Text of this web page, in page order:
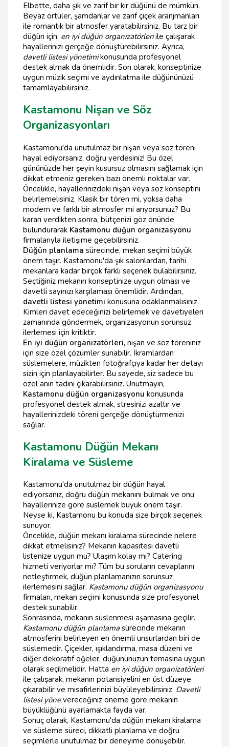
Elbette, daha şık ve zarif bir kır düğünü de mümkün.
Beyaz örtüler, şamdanlar ve zarif çiçek aranjmanları
ile romantik bir atmosfer yaratabilirsiniz. Bu tarz bir
düğün için, en iyi düğün organizatörleriile çalışarak
hayallerinizi gerçeğe dönüştürebilirsiniz. Ayrıca,
davetli listesi yönetimikonusunda profesyonel
destek almak da önemlidir. Son olarak, konseptinize
uygun müzik seçimi ve aydınlatma ile düğününüzü
tamamlayabilirsiniz.
Kastamonu Nişan ve Söz
Organizasyonları
Kastamonu'da unutulmaz bir nişan veya söz töreni
hayal ediyorsanız, doğru yerdesiniz! Bu özel
gününüzde her şeyin kusursuz olmasını sağlamak için
dikkat etmeniz gereken bazı önemli noktalar var.
Öncelikle, hayallerinizdeki nişan veya söz konseptini
belirlemelisiniz. Klasik bir tören mi, yoksa daha
modern ve farklı bir atmosfer mi arıyorsunuz? Bu
kararı verdikten sonra, bütçenizi göz önünde
bulundurarak Kastamonu düğün organizasyonu
firmalarıyla iletişime geçebilirsiniz.
Düğün planlama sürecinde, mekan seçimi büyük
önem taşır. Kastamonu'da şık salonlardan, tarihi
mekanlara kadar birçok farklı seçenek bulabilirsiniz.
Seçtiğiniz mekanın konseptinize uygun olması ve
davetli sayınızı karşılaması önemlidir. Ardından,
davetli listesi yönetimi konusuna odaklanmalısınız.
Kimleri davet edeceğinizi belirlemek ve davetiyeleri
zamanında göndermek, organizasyonun sorunsuz
ilerlemesi için kritiktir.
En iyi düğün organizatörleri, nişan ve söz töreniniz
için size özel çözümler sunabilir. İkramlardan
süslemelere, müzikten fotoğrafçıya kadar her detayı
sizin için planlayabilirler. Bu sayede, siz sadece bu
özel anın tadını çıkarabilirsiniz. Unutmayın,
Kastamonu düğün organizasyonu konusunda
profesyonel destek almak, stresinizi azaltır ve
hayallerinizdeki töreni gerçeğe dönüştürmenizi
sağlar.
Kastamonu Düğün Mekanı
Kiralama ve Süsleme
Kastamonu'da unutulmaz bir düğün hayal
ediyorsanız, doğru düğün mekanını bulmak ve onu
hayallerinize göre süslemek büyük önem taşır.
Neyse ki, Kastamonu bu konuda size birçok seçenek
sunuyor.
Öncelikle, düğün mekanı kiralama sürecinde nelere
dikkat etmelisiniz? Mekanın kapasitesi davetli
listenize uygun mu? Ulaşım kolay mı? Catering
hizmeti veriyorlar mı? Tüm bu soruların cevaplarını
netleştirmek, düğün planlamanızın sorunsuz
ilerlemesini sağlar. Kastamonu düğün organizasyonu
firmaları, mekan seçimi konusunda size profesyonel
destek sunabilir.
Sonrasında, mekanın süslenmesi aşamasına geçilir.
Kastamonu düğün planlamasürecinde mekanın
atmosferini belirleyen en önemli unsurlardan biri de
süslemedir. Çiçekler, ışıklandırma, masa düzeni ve
diğer dekoratif öğeler, düğününüzün temasına uygun
olarak seçilmelidir. Hatta en iyi düğün organizatörleri
ile çalışarak, mekanın potansiyelini en üst düzeye
çıkarabilir ve misafirlerinizi büyüleyebilirsiniz. Davetli
listesi yönevereceğiniz öneme göre mekanın
büyüklüğünü ayarlamakta fayda var.
Sonuç olarak, Kastamonu'da düğün mekanı kiralama
ve süsleme süreci, dikkatli planlama ve doğru
seçimlerle unutulmaz bir deneyime dönüşebilir.